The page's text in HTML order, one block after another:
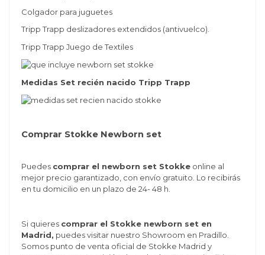
Colgador para juguetes
Tripp Trapp deslizadores extendidos (antivuelco).
Tripp Trapp Juego de Textiles
Medidas Set recién nacido Tripp Trapp
Comprar Stokke Newborn set
Puedes comprar el newborn set Stokkeonline al
mejor precio garantizado, con envío gratuito. Lo recibirás
en tu domicilio en un plazo de 24- 48 h.
Si quieres comprar el Stokke newborn set en
Madrid, puedes visitar nuestro Showroom en Pradillo.
Somos punto de venta oficial de Stokke Madrid y